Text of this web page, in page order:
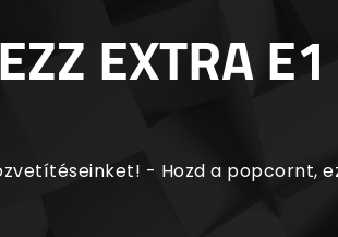
EXTRA
- Hozd a popcornt,